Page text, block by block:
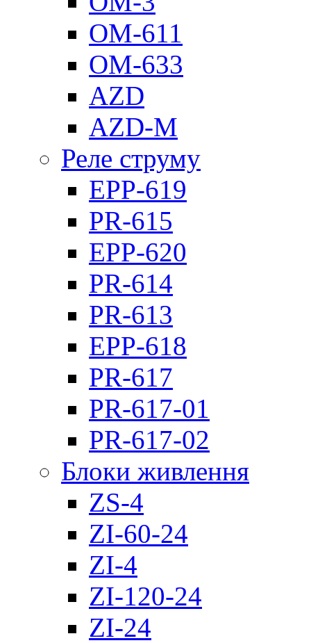
ОМ-611
ОМ-633
AZD
AZD-M
Реле струму
EPP-619
PR-615
EPP-620
PR-614
PR-613
EPP-618
PR-617
PR-617-01
PR-617-02
Блоки живлення
ZS-4
ZI-60-24
ZI-4
ZI-120-24
ZI-24